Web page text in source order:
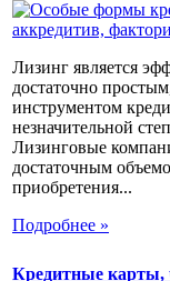
Лизинг является
достаточно
инструментом
незначительной
Лизинговые
достаточным
приобретения...
Подробнее »
Кредитные карты,